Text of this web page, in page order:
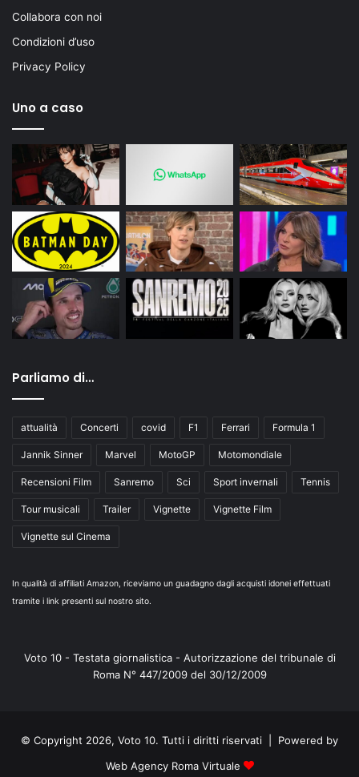
Collabora con noi
Condizioni d’uso
Privacy Policy
Uno a caso
Parliamo di…
attualità Concerti covid F1 Ferrari Formula 1
Jannik Sinner Marvel MotoGP Motomondiale
Recensioni Film Sanremo Sci Sport invernali Tennis
Tour musicali Trailer Vignette Vignette Film
Vignette sul Cinema
In qualità di affiliati Amazon, riceviamo un guadagno dagli acquisti idonei effettuati
tramite i link presenti sul nostro sito.
Voto 10 - Testata giornalistica - Autorizzazione del tribunale di
Roma N° 447/2009 del 30/12/2009
© Copyright 2026, Voto 10. Tutti i diritti riservati | Powered by
Web Agency Roma Virtuale